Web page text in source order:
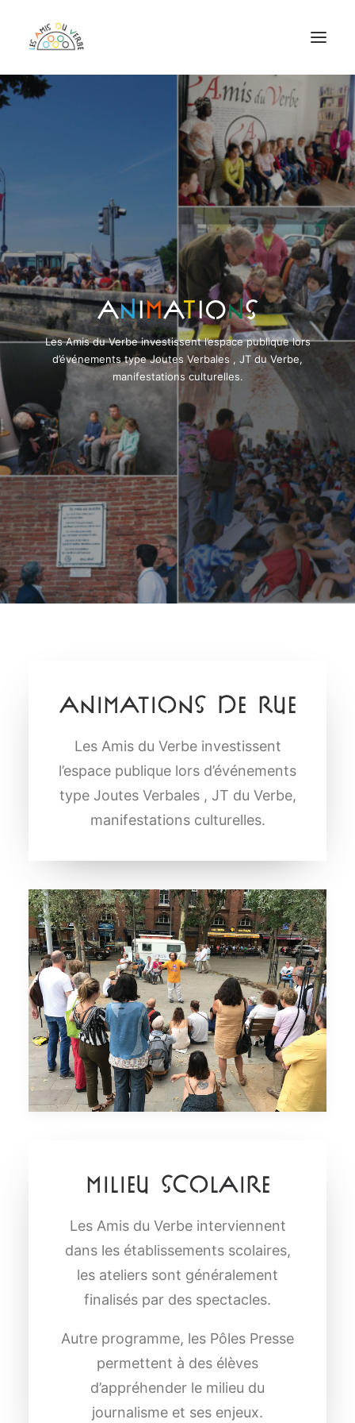
ASSOCIATION
FESTIVAL DU VERBE
Animations
Les Amis du Verbe investissent l’espace publique lors
d’événements type Joutes Verbales , JT du Verbe,
manifestations culturelles.
animations de Rue
Les Amis du Verbe investissent
l’espace publique lors d’événements
type Joutes Verbales , JT du Verbe,
manifestations culturelles.
Milieu scolaire
Les Amis du Verbe interviennent
dans les établissements scolaires,
les ateliers sont généralement
finalisés par des spectacles.
Autre programme, les Pôles Presse
permettent à des élèves
d’appréhender le milieu du
journalisme et ses enjeux.